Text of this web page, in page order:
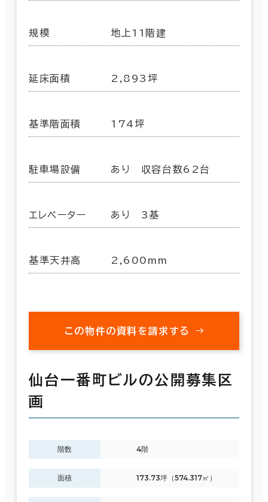
規模 地上11階建
延床面積 2,893坪
基準階面積 174坪
駐車場設備 あり 収容台数62台
エレベーター あり 3基
基準天井高 2,600mm
この物件の資料を請求する
仙台一番町ビルの公開募集区
画
階数 4階
面積 173.73坪（574.317㎡）